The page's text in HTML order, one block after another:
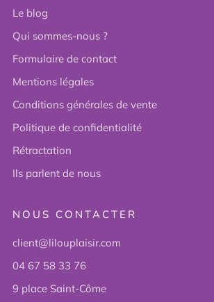
Le blog
Qui sommes-nous ?
Formulaire de contact
Mentions légales
Conditions générales de vente
Politique de confidentialité
Rétractation
Ils parlent de nous
NOUS CONTACTER
client@lilouplaisir.com
04 67 58 33 76
9 place Saint-Côme